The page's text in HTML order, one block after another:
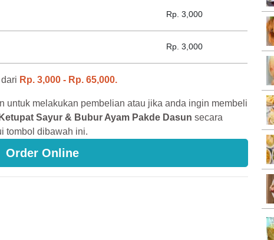
Rp. 3,000
Rp. 3,000
Rp. 3,000 - Rp. 65,000.
untuk melakukan pembelian atau jika anda ingin membeli
Sayur & Bubur Ayam Pakde Dasun secara
tombol dibawah ini.
Order Online